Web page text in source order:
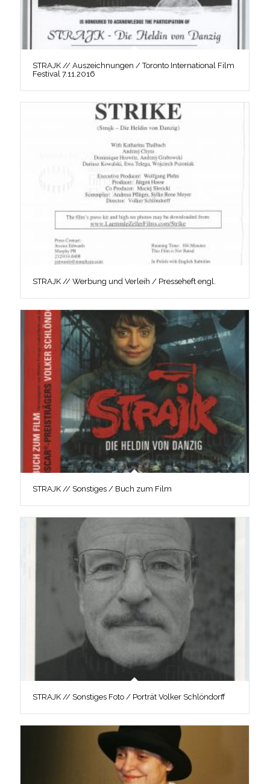
STRAJK // Auszeichnungen / Toronto International Film
Festival 7.11.2016
STRAJK // Werbung und Verleih / Presseheft engl.
STRAJK // Sonstiges / Buch zum Film
STRAJK // Sonstiges Foto / Porträt Volker Schlöndorff